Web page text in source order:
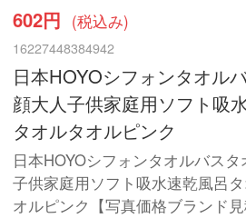
602円 (税込み)
16227448384942
日本HOYOシフォンタオル
顔大人子供家庭用ソフト吸
タオルタオルピンク
日本HOYOシフォンタオルバス
子供家庭用ソフト吸水速乾風呂
オルピンク【写真価格ブランド見